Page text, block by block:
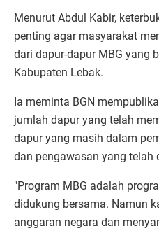
Menurut Abdul Kabir,
penting agar masyarakat
dari dapur-dapur MBG yang
Kabupaten Lebak.
Ia meminta BGN
jumlah dapur yang telah
dapur yang masih dalam
dan pengawasan yang telah
"Program MBG adalah
didukung bersama. Namun
anggaran negara dan